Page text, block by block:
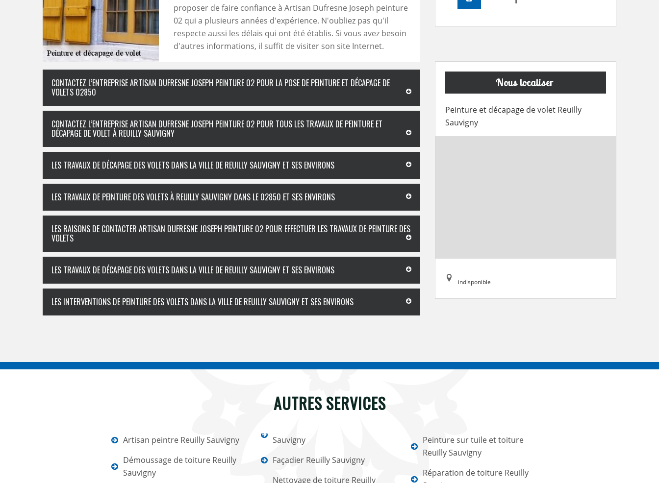
proposer de faire confiance à Artisan Dufresne Joseph peinture
02 qui a plusieurs années d'expérience. N'oubliez pas qu'il
respecte aussi les délais qui ont été établis. Si vous avez besoin
d'autres informations, il suffit de visiter son site Internet.
CONTACTEZ L’ENTREPRISE ARTISAN DUFRESNE JOSEPH PEINTURE 02 POUR LA POSE DE PEINTURE ET DÉCAPAGE DE
VOLETS 02850
CONTACTEZ L’ENTREPRISE ARTISAN DUFRESNE JOSEPH PEINTURE 02 POUR TOUS LES TRAVAUX DE PEINTURE ET
DÉCAPAGE DE VOLET À REUILLY SAUVIGNY
LES TRAVAUX DE DÉCAPAGE DES VOLETS DANS LA VILLE DE REUILLY SAUVIGNY ET SES ENVIRONS
LES TRAVAUX DE PEINTURE DES VOLETS À REUILLY SAUVIGNY DANS LE 02850 ET SES ENVIRONS
LES RAISONS DE CONTACTER ARTISAN DUFRESNE JOSEPH PEINTURE 02 POUR EFFECTUER LES TRAVAUX DE PEINTURE DES
VOLETS
LES TRAVAUX DE DÉCAPAGE DES VOLETS DANS LA VILLE DE REUILLY SAUVIGNY ET SES ENVIRONS
LES INTERVENTIONS DE PEINTURE DES VOLETS DANS LA VILLE DE REUILLY SAUVIGNY ET SES ENVIRONS
Nous localiser
Peinture et décapage de volet Reuilly
Sauvigny
indisponible
AUTRES SERVICES
Artisan peintre Reuilly Sauvigny
Démoussage de toiture Reuilly
Sauvigny
Sauvigny
Façadier Reuilly Sauvigny
Nettoyage de toiture Reuilly
Peinture sur tuile et toiture
Reuilly Sauvigny
Réparation de toiture Reuilly